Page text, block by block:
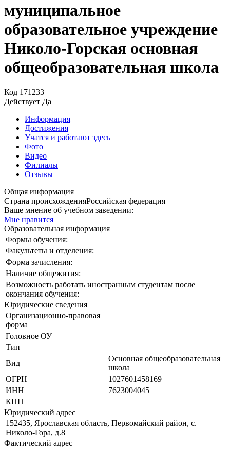
муниципальное
образовательное учреждение
Николо-Горская основная
общеобразовательная школа
Код 171233
Действует Да
Информация
Достижения
Учатся и работают здесь
Фото
Видео
Филиалы
Отзывы
Общая информация
Страна происхожденияРоссийская федерация
Ваше мнение об учебном заведении:
Мне нравится
Образовательная информация
Формы обучения:
Факультеты и отделения:
Форма зачисления:
Наличие общежития:
Возможность работать иностранным студентам после
окончания обучения:
Юридические сведения
Организационно-правовая
форма
Головное ОУ
Тип
Вид
Основная общеобразовательная
школа
ОГРН
1027601458169
ИНН
7623004045
КПП
Юридический адрес
152435, Ярославская область, Первомайский район, с.
Николо-Гора, д.8
Фактический адрес